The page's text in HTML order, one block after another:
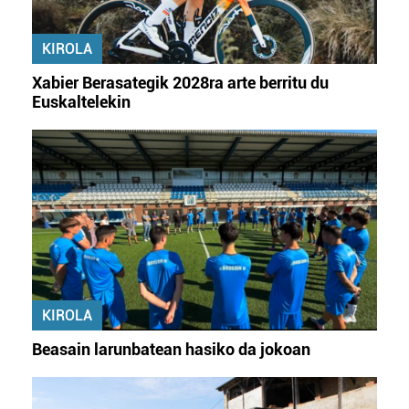
Webgune honek cookie propioak eta hirugarrenen cookie-
fitxategiak erabiltzen ditu. Zure esperientzia eta
zerbitzuak hobetzeko asmoz, cookie teknologiaz
erabiltzeko baimen esplizitua ematen diguzu.Gehiago
KIROLA
Xabier Berasategik 2028ra arte berritu du
Euskaltelekin
KIROLA
Beasain larunbatean hasiko da jokoan